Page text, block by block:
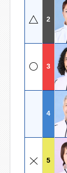
2
3
4
5